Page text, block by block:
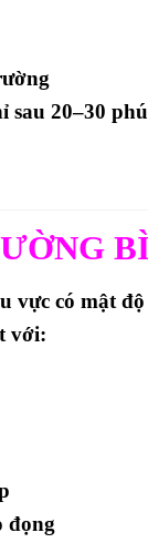
sau 20–30
có mật
với:
đọng